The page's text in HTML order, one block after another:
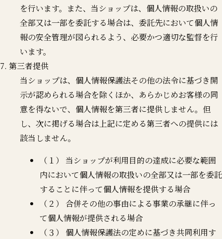
を行います。また、当ショップは、個人情報の取扱いの
全部又は一部を委託する場合は、委託先において個人情
報の安全管理が図られるよう、必要かつ適切な監督を行
います。
7. 第三者提供
当ショップは、個人情報保護法その他の法令に基づき開
示が認められる場合を除くほか、あらかじめお客様の同
意を得ないで、個人情報を第三者に提供しません。但
し、次に掲げる場合は上記に定める第三者への提供には
該当しません。
（１） 当ショップが利用目的の達成に必要な範囲
内において個人情報の取扱いの全部又は一部を委託
することに伴って個人情報を提供する場合
（２） 合併その他の事由による事業の承継に伴っ
て個人情報が提供される場合
（３） 個人情報保護法の定めに基づき共同利用す